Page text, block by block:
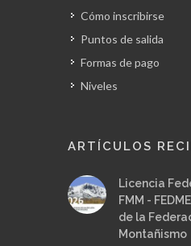
Cómo inscribirse
Puntos de salida
Formas de pago
Niveles
ARTÍCULOS
Licencia
FMM -
de la
Montañismo